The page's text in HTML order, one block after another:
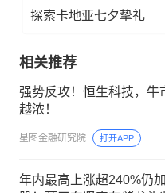
探索卡地亚七夕挚礼
相关推荐
强势反攻！恒生科技，牛
越浓！
星图金融研究院 打开APP
年内最高上涨超240%仍